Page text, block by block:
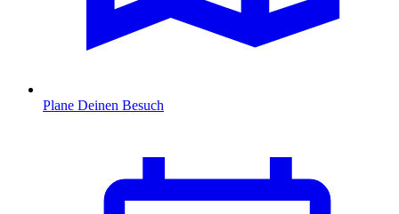
Plane Deinen Besuch